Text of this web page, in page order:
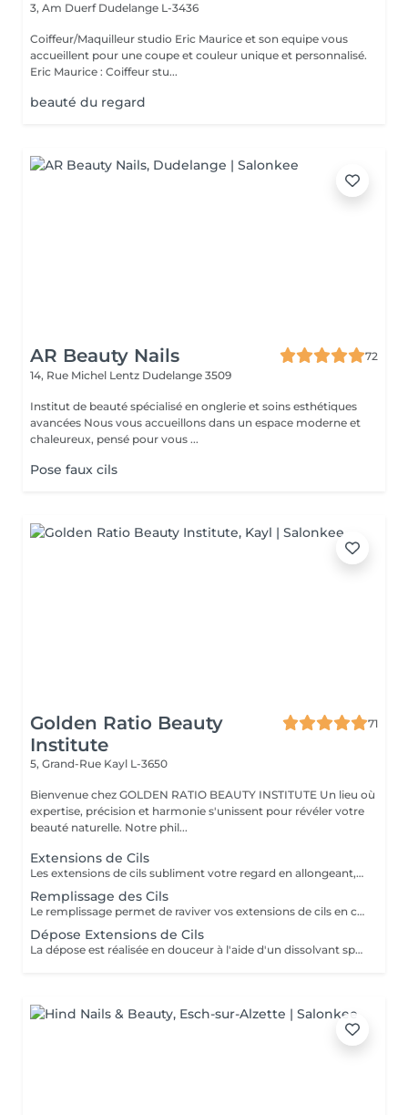
3, Am Duerf Dudelange L-3436
Coiffeur/Maquilleur studio Eric Maurice et son equipe vous
accueillent pour une coupe et couleur unique et personnalisé.
Eric Maurice : Coiffeur stu...
beauté du regard
AR Beauty Nails
72
14, Rue Michel Lentz Dudelange 3509
Institut de beauté spécialisé en onglerie et soins esthétiques
avancées Nous vous accueillons dans un espace moderne et
chaleureux, pensé pour vous ...
Pose faux cils
Golden Ratio Beauty
Institute
71
5, Grand-Rue Kayl L-3650
Bienvenue chez GOLDEN RATIO BEAUTY INSTITUTE Un lieu où
expertise, précision et harmonie s'unissent pour révéler votre
beauté naturelle. Notre phil...
Extensions de Cils
Les extensions de cils subliment votre regard en allongeant, densifiant et recourbant vos cils un à un. Chaque pose est personnalisée selon la forme de vos yeux et le style souhaité naturel, glamour ou intense. Techniques proposées : cil à cil, volume léger, volume russe. Tenue : 3 à 5 semaines avec entretien régulier. Résultat : un regard profond et maquillé, sans effort. Un effet waouh dès le réveil, tout en élégance.
Remplissage des Cils
Le remplissage permet de raviver vos extensions de cils en comblant les zones clairsemées dues à la chute naturelle des cils. Recommandé toutes les 2 à 3 semaines pour garder un résultat dense, uniforme et soigné. Disponible pour toutes les techniques : cil à cil, volume léger, volume russe. Un entretien régulier pour un regard toujours impeccable.
Dépose Extensions de Cils
La dépose est réalisée en douceur à l'aide d'un dissolvant spécifique, sans abîmer vos cils naturels. Recommandée : en cas de pause entre deux poses ou pour repartir sur une base saine. Durée : environ 20 minutes. Résultat : des cils naturels préservés et en bonne santé. Un retrait sûr, professionnel et sans risque.